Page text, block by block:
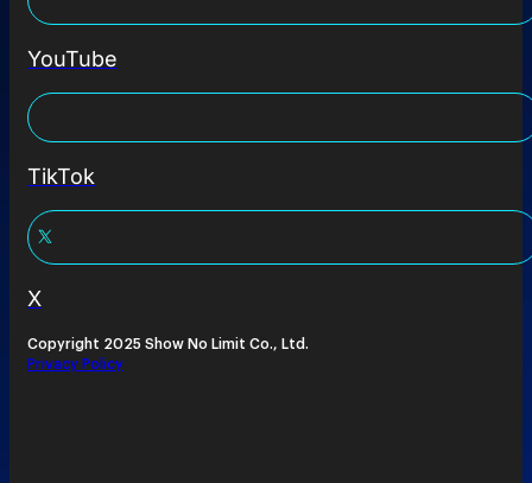
YouTube
TikTok
X
Copyright 2025 Show No Limit Co., Ltd.
Privacy Policy